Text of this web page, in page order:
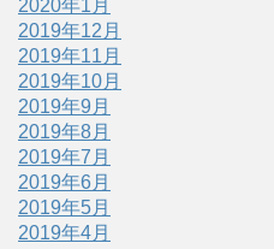
2020年1月
2019年12月
2019年11月
2019年10月
2019年9月
2019年8月
2019年7月
2019年6月
2019年5月
2019年4月